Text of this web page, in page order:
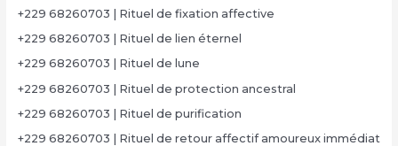
+229 68260703 | Rituel de fixation affective
+229 68260703 | Rituel de lien éternel
+229 68260703 | Rituel de lune
+229 68260703 | Rituel de protection ancestral
+229 68260703 | Rituel de purification
+229 68260703 | Rituel de retour affectif amoureux immédiat